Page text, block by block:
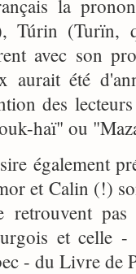
la
Túrin (Turïn,
avec son
aurait été
des
haï" ou
également
et Calin (!)
retrouvent
et celle
- du Livre de